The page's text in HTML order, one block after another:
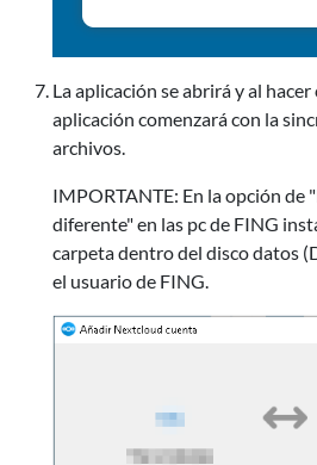
La aplicación se abrirá y al
aplicación comenzará con la
archivos.
IMPORTANTE: En la opción de
diferente" en las pc de FING
carpeta dentro del disco datos
el usuario de FING.